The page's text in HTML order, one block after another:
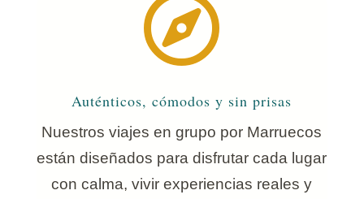

Auténticos, cómodos y sin prisas
Nuestros viajes en grupo por Marruecos
están diseñados para disfrutar cada lugar
con calma, vivir experiencias reales y